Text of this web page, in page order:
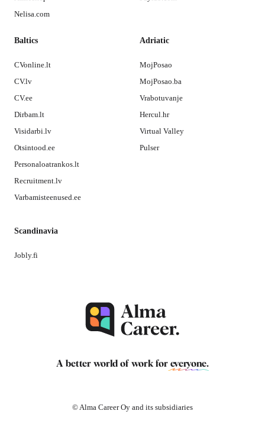
Nelisa.com
Baltics
CVonline.lt
CV.lv
CV.ee
Dirbam.lt
Visidarbi.lv
Otsintood.ee
Personaloatrankos.lt
Recruitment.lv
Varbamisteenused.ee
Adriatic
MojPosao
MojPosao.ba
Vrabotuvanje
Hercul.hr
Virtual Valley
Pulser
Scandinavia
Jobly.fi
A better world of work for everyone.
© Alma Career Oy and its subsidiaries